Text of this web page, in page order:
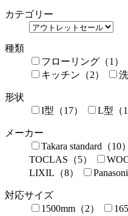
カテゴリー
種類
フローリング（1）
キッチン（2）
形状
I型（17）
L型（
メーカー
Takara standard（10）
TOCLAS（5）
LIXIL（8）
対応サイズ
1500mm（2）